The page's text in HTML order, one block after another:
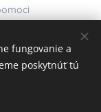
fungovanie a
poskytnúť tú